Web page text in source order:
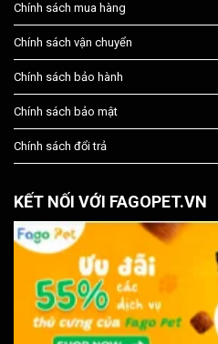
Chính sách mua hàng
Chính sách vận chuyển
Chính sách bảo hành
Chính sách bảo mật
Chính sách đổi trả
KẾT NỐI VỚI FAGOPET.VN